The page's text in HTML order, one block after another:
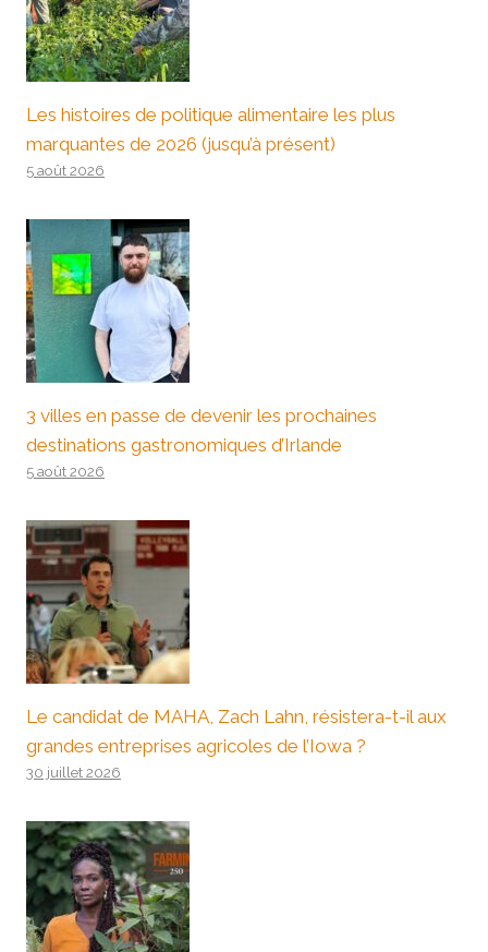
Les histoires de politique alimentaire les plus
marquantes de 2026 (jusqu’à présent)
5 août 2026
3 villes en passe de devenir les prochaines
destinations gastronomiques d’Irlande
5 août 2026
Le candidat de MAHA, Zach Lahn, résistera-t-il aux
grandes entreprises agricoles de l’Iowa ?
30 juillet 2026